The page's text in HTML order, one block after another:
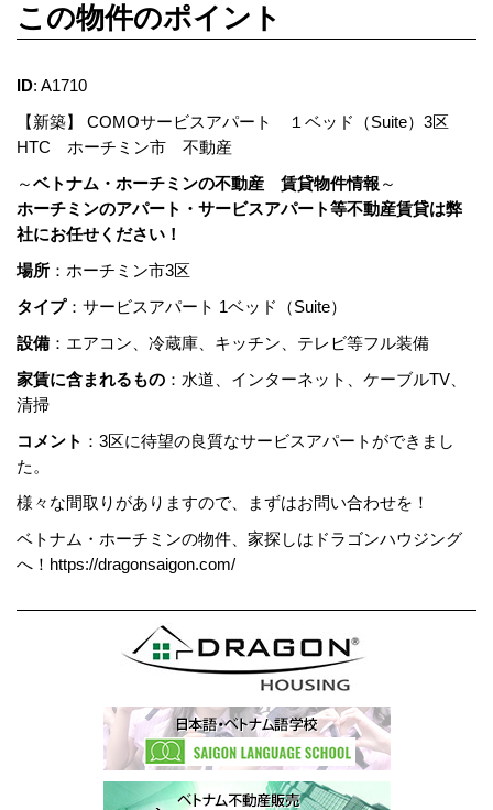
この物件のポイント
ID: A1710
【新築】 COMOサービスアパート １ベッド（Suite）3区
HTC ホーチミン市 不動産
～ベトナム・ホーチミンの不動産 賃貸物件情報 ～
ホーチミンのアパート・ サービスアパート等不動産賃貸は弊
社にお任せください！
場所 ：ホーチミン市3区
タイプ：サービスアパート 1ベッド（Suite）
設備：エアコン、冷蔵庫、キッチン、テレビ等フル装備
家賃に含まれるもの ：水道、インターネット、ケーブルTV、
清掃
コメント ：3区に待望の良質なサービスアパートができまし
た。
様々な間取りがありますので、まずはお問い合わせを！
ベトナム・ホーチミンの物件、家探しはドラゴンハウジング
へ！https://dragonsaigon.com/